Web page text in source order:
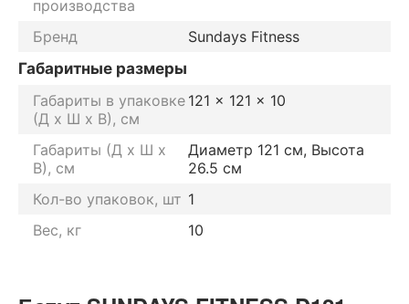
производства
Бренд
Sundays Fitness
Габаритные размеры
Габариты в упаковке
(Д х Ш х В), см
121 x 121 x 10
Габариты (Д х Ш х
В), см
Диаметр 121 см, Высота
26.5 см
Кол-во упаковок, шт 1
Вес, кг
10